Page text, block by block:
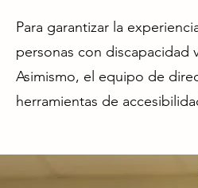
Para garantizar la
personas con
Asimismo, el equipo de
herramientas de